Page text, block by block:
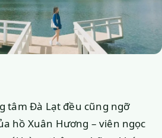
tâm Đà Lạt đều cũng ngỡ
hồ Xuân Hương – viên ngọc